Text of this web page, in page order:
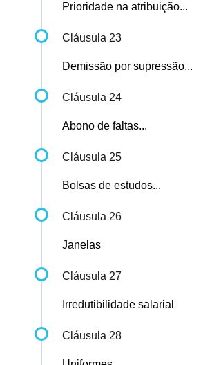
Prioridade na atribuição...
Cláusula 23
Demissão por supressão...
Cláusula 24
Abono de faltas...
Cláusula 25
Bolsas de estudos...
Cláusula 26
Janelas
Cláusula 27
Irredutibilidade salarial
Cláusula 28